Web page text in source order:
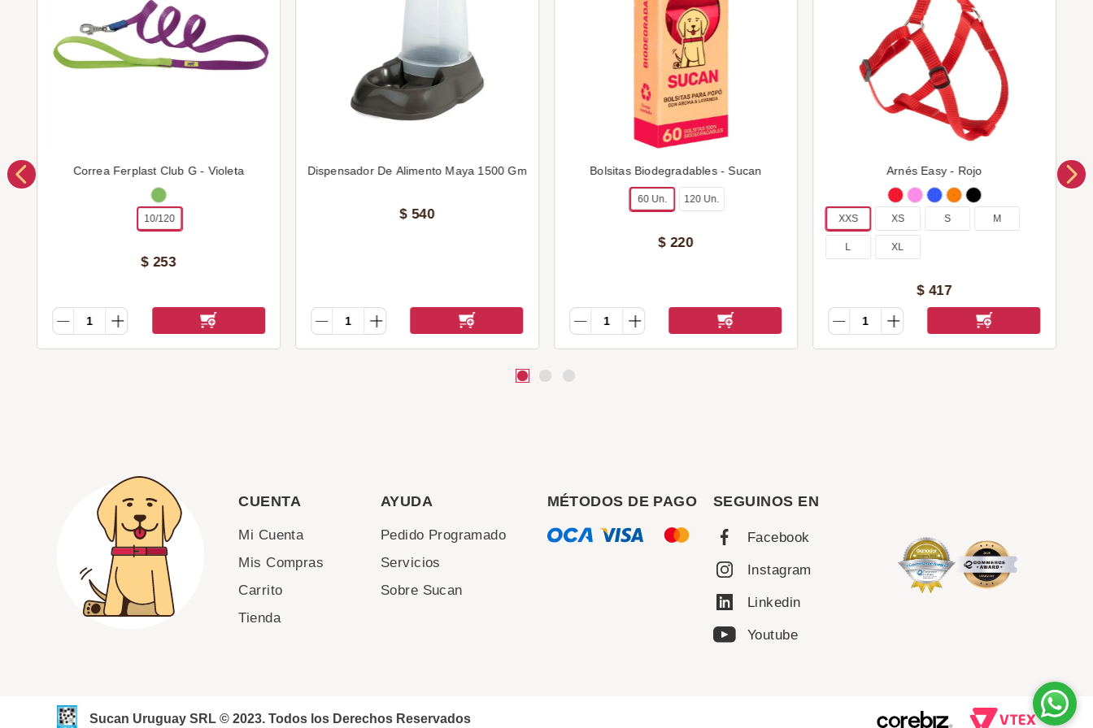
Correa Ferplast Club G - Violeta
10/120
$ 253
Dispensador De Alimento Maya 1500 Gm
$ 540
Bolsitas Biodegradables - Sucan
60 Un. 120 Un.
$ 220
Arnés Easy - Rojo
XXS XS S M
L XL
$ 417
CUENTA
Mi Cuenta
Mis Compras
Carrito
Tienda
AYUDA
Pedido Programado
Servicios
Sobre Sucan
MÉTODOS DE PAGO SEGUINOS EN
Facebook
Instagram
Linkedin
Youtube
Sucan Uruguay SRL © 2023. Todos los Derechos Reservados